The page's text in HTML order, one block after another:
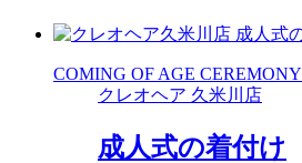
COMING OF AGE CEREMONY
クレオヘア 久米川店
成人式の着付け